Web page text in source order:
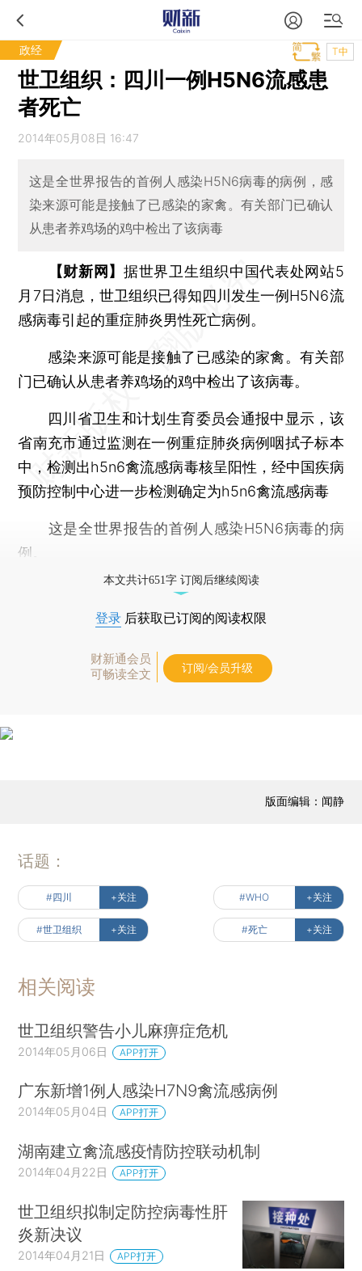
政经 T中
世卫组织：四川一例H5N6流感患
者死亡
2014年05月08日 16:47
这是全世界报告的首例人感染H5N6病毒的病例，感
染来源可能是接触了已感染的家禽。有关部门已确认
从患者养鸡场的鸡中检出了该病毒
【财新网】据世界卫生组织中国代表处网站5
月7日消息，世卫组织已得知四川发生一例H5N6流
感病毒引起的重症肺炎男性死亡病例。
感染来源可能是接触了已感染的家禽。有关部
门已确认从患者养鸡场的鸡中检出了该病毒。
四川省卫生和计划生育委员会通报中显示，该
省南充市通过监测在一例重症肺炎病例咽拭子标本
中，检测出h5n6禽流感病毒核呈阳性，经中国疾病
预防控制中心进一步检测确定为h5n6禽流感病毒
这是全世界报告的首例人感染H5N6病毒的病
例。
本文共计651字 订阅后继续阅读
登录 后获取已订阅的阅读权限
财新通会员
可畅读全文
订阅/会员升级
版面编辑：闻静
话题：
#四川 +关注 #WHO +关注
#世卫组织 +关注 #死亡 +关注
相关阅读
世卫组织警告小儿麻痹症危机
2014年05月06日 APP打开
广东新增1例人感染H7N9禽流感病例
2014年05月04日 APP打开
湖南建立禽流感疫情防控联动机制
2014年04月22日 APP打开
世卫组织拟制定防控病毒性肝
炎新决议
2014年04月21日 APP打开